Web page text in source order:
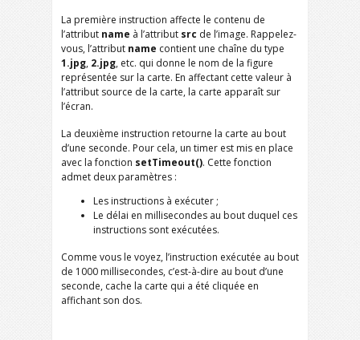
La première instruction affecte le contenu de
l’attribut name à l’attribut src de l’image. Rappelez-
vous, l’attribut name contient une chaîne du type
1.jpg, 2.jpg, etc. qui donne le nom de la figure
représentée sur la carte. En affectant cette valeur à
l’attribut source de la carte, la carte apparaît sur
l’écran.
La deuxième instruction retourne la carte au bout
d’une seconde. Pour cela, un timer est mis en place
avec la fonction setTimeout(). Cette fonction
admet deux paramètres :
Les instructions à exécuter ;
Le délai en millisecondes au bout duquel ces
instructions sont exécutées.
Comme vous le voyez, l’instruction exécutée au bout
de 1000 millisecondes, c’est-à-dire au bout d’une
seconde, cache la carte qui a été cliquée en
affichant son dos.